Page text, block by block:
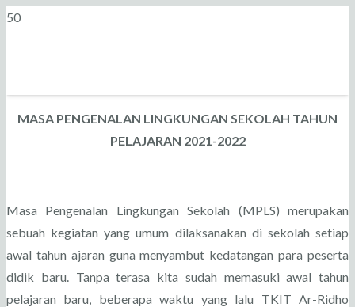
MASA PENGENALAN LINGKUNGAN SEKOLAH TAHUN
PELAJARAN 2021-2022
Masa Pengenalan Lingkungan Sekolah (MPLS) merupakan
sebuah kegiatan yang umum dilaksanakan di sekolah setiap
awal tahun ajaran guna menyambut kedatangan para peserta
didik baru. Tanpa terasa kita sudah memasuki awal tahun
pelajaran baru, beberapa waktu yang lalu TKIT Ar-Ridho